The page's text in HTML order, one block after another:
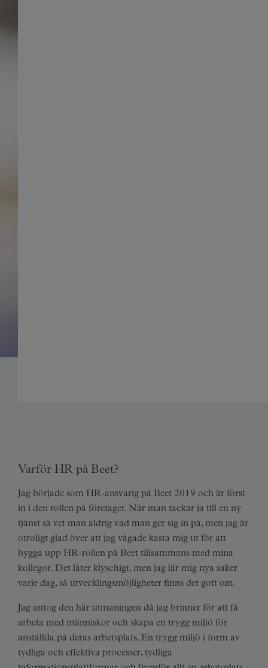
Varför HR på Beet?
Jag började som HR-ansvarig på Beet 2019 och är först
in i den rollen på företaget. När man tackar ja till en ny
tjänst så vet man aldrig vad man ger sig in på, men jag är
otroligt glad över att jag vågade kasta mig ut för att
bygga upp HR-rollen på Beet tillsammans med mina
kollegor. Det låter klyschigt, men jag lär mig nya saker
varje dag, så utvecklingsmöjligheter finns det gott om.
Jag antog den här utmaningen då jag brinner för att få
arbeta med människor och skapa en trygg miljö för
anställda på deras arbetsplats. En trygg miljö i form av
tydliga och effektiva processer, tydliga